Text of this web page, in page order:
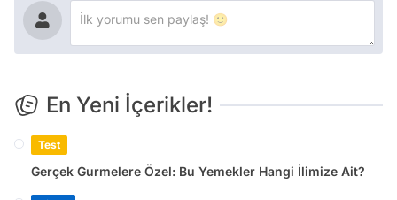
En Yeni İçerikler!
Test
Gerçek Gurmelere Özel: Bu Yemekler Hangi İlimize Ait?